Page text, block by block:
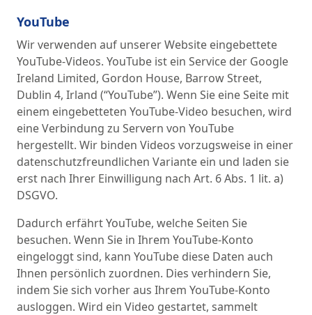
YouTube
Wir verwenden auf unserer Website eingebettete
YouTube-Videos. YouTube ist ein Service der Google
Ireland Limited, Gordon House, Barrow Street,
Dublin 4, Irland (“YouTube”). Wenn Sie eine Seite mit
einem eingebetteten YouTube-Video besuchen, wird
eine Verbindung zu Servern von YouTube
hergestellt. Wir binden Videos vorzugsweise in einer
datenschutzfreundlichen Variante ein und laden sie
erst nach Ihrer Einwilligung nach Art. 6 Abs. 1 lit. a)
DSGVO.
Dadurch erfährt YouTube, welche Seiten Sie
besuchen. Wenn Sie in Ihrem YouTube-Konto
eingeloggt sind, kann YouTube diese Daten auch
Ihnen persönlich zuordnen. Dies verhindern Sie,
indem Sie sich vorher aus Ihrem YouTube-Konto
ausloggen. Wird ein Video gestartet, sammelt